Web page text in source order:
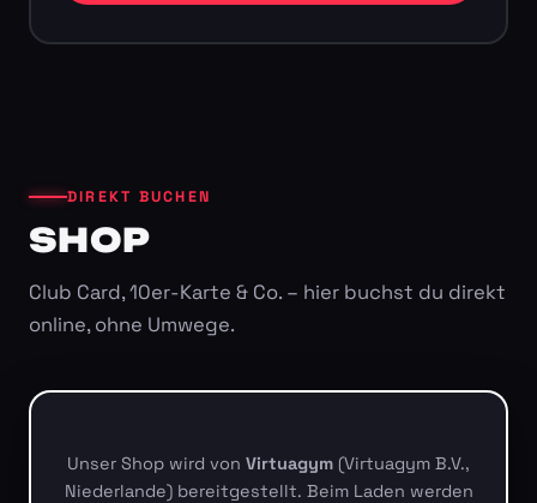
DIREKT BUCHEN
SHOP
Club Card, 10er-Karte & Co. – hier buchst du direkt
online, ohne Umwege.
Unser Shop wird von Virtuagym (Virtuagym B.V.,
Niederlande) bereitgestellt. Beim Laden werden